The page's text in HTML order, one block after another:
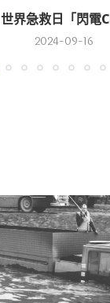
世界急救日「閃電
2024-09-16